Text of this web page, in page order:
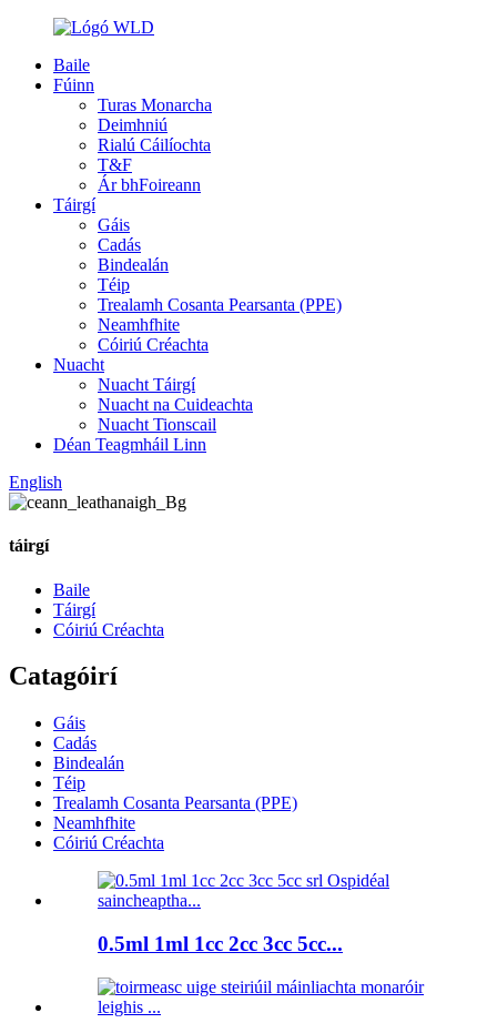
Baile
Fúinn
Turas Monarcha
Deimhniú
Rialú Cáilíochta
T&F
Ár bhFoireann
Táirgí
Gáis
Cadás
Bindealán
Téip
Trealamh Cosanta Pearsanta (PPE)
Neamhfhite
Cóiriú Créachta
Nuacht
Nuacht Táirgí
Nuacht na Cuideachta
Nuacht Tionscail
Déan Teagmháil Linn
English
táirgí
Baile
Táirgí
Cóiriú Créachta
Catagóirí
Gáis
Cadás
Bindealán
Téip
Trealamh Cosanta Pearsanta (PPE)
Neamhfhite
Cóiriú Créachta
0.5ml 1ml 1cc 2cc 3cc 5cc...